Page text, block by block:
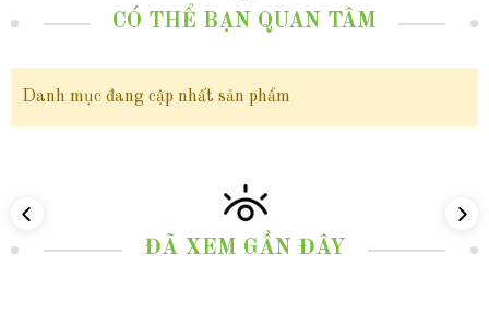
CÓ THỂ BẠN QUAN TÂM
Danh mục đang cập nhất sản phẩm
ĐÃ XEM GẦN ĐÂY